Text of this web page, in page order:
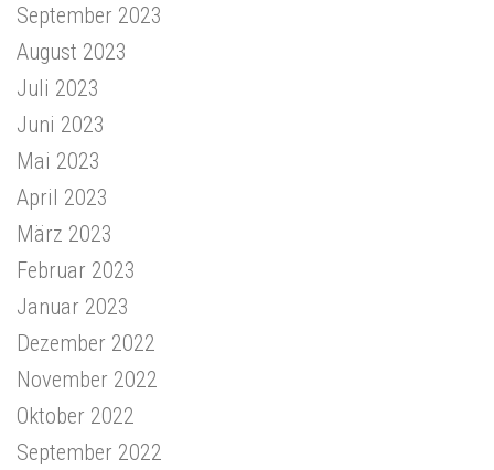
September 2023
August 2023
Juli 2023
Juni 2023
Mai 2023
April 2023
März 2023
Februar 2023
Januar 2023
Dezember 2022
November 2022
Oktober 2022
September 2022